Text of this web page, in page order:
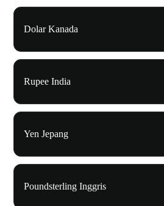
Dolar Kanada
Rupee India
Yen Jepang
Poundsterling Inggris